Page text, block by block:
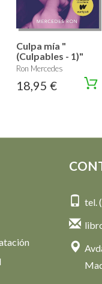
Culpa mía "
(Culpables - 1)"
Ron Mercedes
18,95 €
tel.